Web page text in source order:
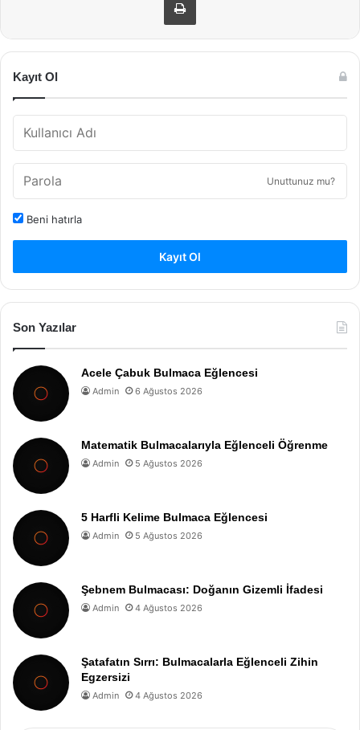
Kayıt Ol
Unuttunuz mu?
Beni hatırla
Kayıt Ol
Son Yazılar
Acele Çabuk Bulmaca Eğlencesi
Admin 6 Ağustos 2026
Matematik Bulmacalarıyla Eğlenceli Öğrenme
Admin 5 Ağustos 2026
5 Harfli Kelime Bulmaca Eğlencesi
Admin 5 Ağustos 2026
Şebnem Bulmacası: Doğanın Gizemli İfadesi
Admin 4 Ağustos 2026
Şatafatın Sırrı: Bulmacalarla Eğlenceli Zihin
Egzersizi
Admin 4 Ağustos 2026